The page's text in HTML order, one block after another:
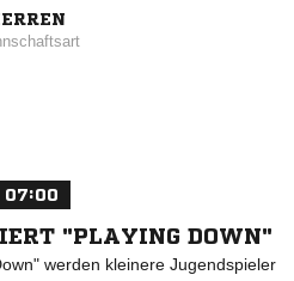
07:00
"PLAYING DOWN"
werden kleinere Jugendspieler